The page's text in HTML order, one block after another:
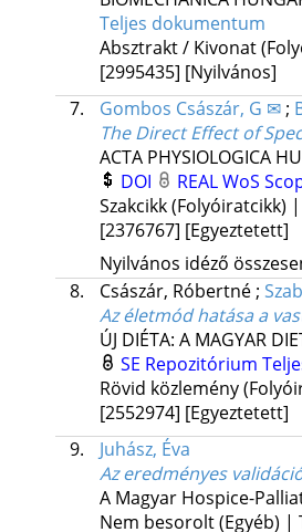
Teljes dokumentum
Absztrakt / Kivonat
[2995435] [Nyilvános]
7.
Gombos Császár, G ✉;
The Direct Effect of
ACTA PHYSIOLOGICA
DOI
REALWoS
Szakcikk (Folyóiratcikk)
[2376767] [Egyeztetett]
Nyilvános idéző
8.
Császár, Róbertné;
Az életmód hatása a
ÚJ DIÉTA: A MAGYAR
SE Repozitórium
Rövid közlemény
[2552974] [Egyeztetett]
9.
Juhász, Éva
Az eredményes
A Magyar Hospice-
Nem besorolt (Egyéb) |